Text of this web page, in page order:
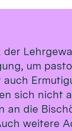
um
auch
sich nicht
an die
weitere